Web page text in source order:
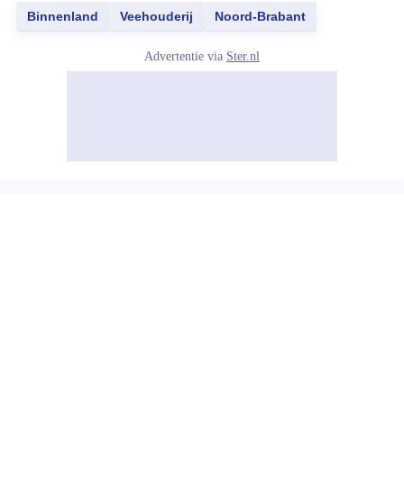
Binnenland
Veehouderij Noord-Brabant
Advertentie via Ster.nl